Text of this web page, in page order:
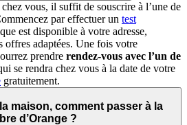
vous, il suffit de souscrire à l’une de
par effectuer un test
est disponible à votre adresse,
offres adaptées. Une fois votre
prendre rendez-vous avec l’un de
se rendra chez vous à la date de votre
gratuitement.
maison, comment passer à la
d’Orange ?